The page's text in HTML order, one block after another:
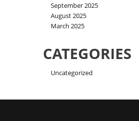
September 2025
August 2025
March 2025
CATEGORIES
Uncategorized